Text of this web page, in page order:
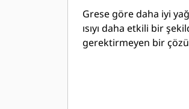
Grese göre daha iyi
ısıyı daha etkili bir
gerektirmeyen bir